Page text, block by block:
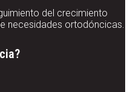
del crecimiento
necesidades ortodóncicas.